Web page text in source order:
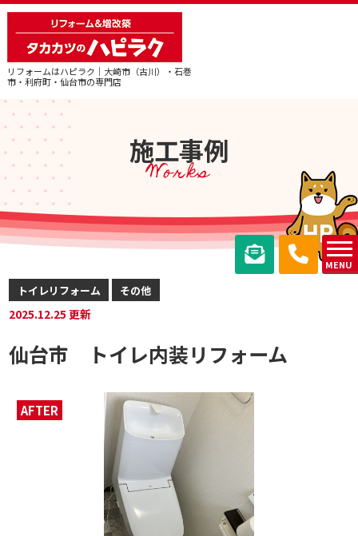
リフォームはハピラク｜大崎市（古川）・石巻
市・利府町・仙台市の専門店
MENU
施工事例
Works
トイレリフォーム その他
2025.12.25 更新
仙台市 トイレ内装リフォーム
AFTER